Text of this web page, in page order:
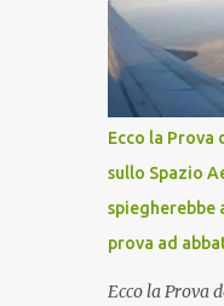
lo scopo della
tempo
del Capo, era
andava bene
Ambiente"!
Ecco la Prova
sullo Spazio
spiegherebbe
prova ad
Ecco la Prova